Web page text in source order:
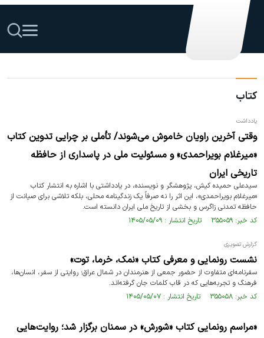
کتاب
یادداشت
وقتی آخرین راویان خاموش می‌شوند/ تأملی بر چرایی تدوین کتاب
«میرغلام بویراحمدی» و مسئولیت ملی در پاسداری از حافظه
تاریخی ایران
سیدعلی حمیده کیش، پژوهشگر و نویسنده، در یادداشتی با اشاره به انتشار کتاب
«میرغلام بویراحمدی»، این اثر را نه صرفاً یک زندگینامه محلی، بلکه تلاشی برای صیانت از
حافظه تمدنی زاگرس و بخشی از تاریخ ملی ایران دانسته است.
کد خبر: ۳۵۵۰۵۹ تاریخ انتشار : ۱۴۰۵/۰۵/۰۹
گزارش تصویری
نشست رونمایی و معرفی کتاب «نمک، خرما، توت»
سفرنامه‌ای متفاوت از حضور جمعی از هنرمندان در شمال عراق؛ روایتی از سفر، انسان‌ها،
فرهنگ و تجربه‌هایی که در قاب کلمات جان گرفته‌اند.
کد خبر: ۳۵۵۰۵۸ تاریخ انتشار : ۱۴۰۵/۰۵/۰۷
«مراسم رونمایی کتاب «شورش» در سمنان برگزار شد؛ روایت‌هایی